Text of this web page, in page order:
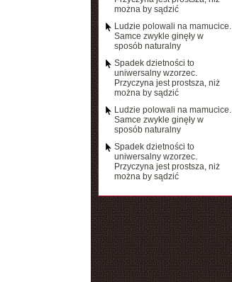
można by sądzić
Ludzie polowali na mamucice.
Samce zwykle ginęły w
sposób naturalny
Spadek dzietności to
uniwersalny wzorzec.
Przyczyna jest prostsza, niż
można by sądzić
Ludzie polowali na mamucice.
Samce zwykle ginęły w
sposób naturalny
Spadek dzietności to
uniwersalny wzorzec.
Przyczyna jest prostsza, niż
można by sądzić